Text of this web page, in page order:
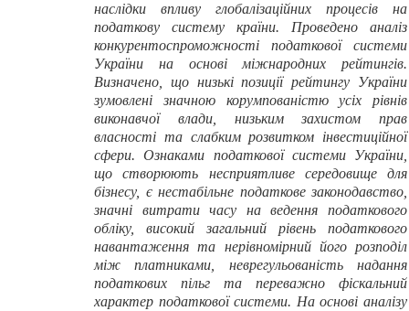
наслідки впливу глобалізаційних процесів на
податкову систему країни. Проведено аналіз
конкурентоспроможності податкової системи
України на основі міжнародних рейтингів.
Визначено, що низькі позиції рейтингу України
зумовлені значною корумпованістю усіх рівнів
виконавчої влади, низьким захистом прав
власності та слабким розвитком інвестиційної
сфери. Ознаками податкової системи України,
що створюють несприятливе середовище для
бізнесу, є нестабільне податкове законодавство,
значні витрати часу на ведення податкового
обліку, високий загальний рівень податкового
навантаження та нерівномірний його розподіл
між платниками, неврегульованість надання
податкових пільг та переважно фіскальний
характер податкової системи. На основі аналізу